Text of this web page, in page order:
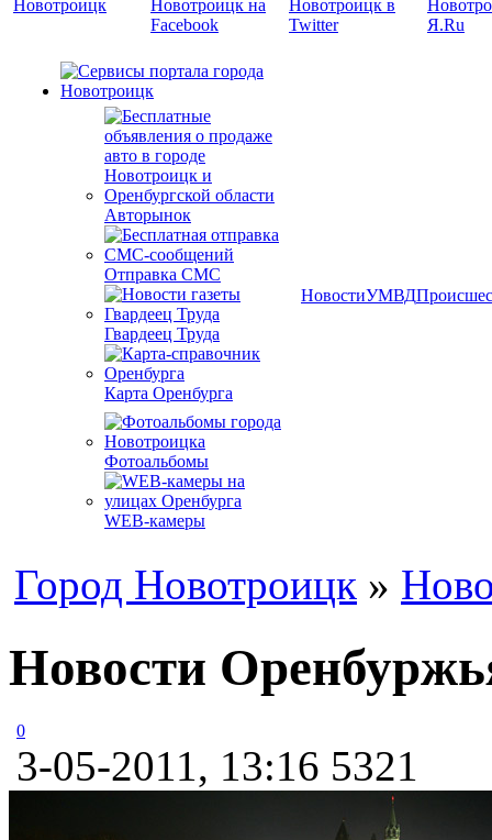
Авторынок
Отправка СМС
Гвардеец Труда
Карта Оренбурга
Фотоальбомы
WEB-камеры
НовостиУМВД
Город Новотроицк »
Новости
0
3-05-2011, 13:16 5321